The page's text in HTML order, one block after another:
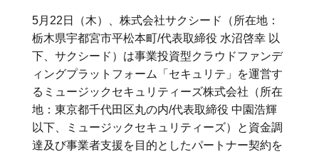
5月22日（木）、株式会社サクシード（所在地：
栃木県宇都宮市平松本町/代表取締役 水沼啓幸 以
下、サクシード）は事業投資型クラウドファンデ
ィングプラットフォーム「セキュリテ」を運営す
るミュージックセキュリティーズ株式会社（所在
地：東京都千代田区丸の内/代表取締役 中園浩輝
以下、ミュージックセキュリティーズ）と資金調
達及び事業者支援を目的としたパートナー契約を